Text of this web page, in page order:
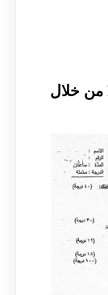
حل الاسئلة على شكل ملف PDF من خلال